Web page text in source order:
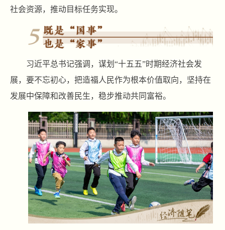
社会资源，推动目标任务实现。
习近平总书记强调，谋划“十五五”时期经济社会发
展，要不忘初心，把造福人民作为根本价值取向，坚持在
发展中保障和改善民生，稳步推动共同富裕。